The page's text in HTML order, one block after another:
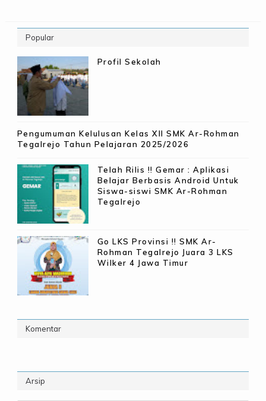
Popular
Profil Sekolah
Pengumuman Kelulusan Kelas XII SMK Ar-Rohman
Tegalrejo Tahun Pelajaran 2025/2026
Telah Rilis !! Gemar : Aplikasi
Belajar Berbasis Android Untuk
Siswa-siswi SMK Ar-Rohman
Tegalrejo
Go LKS Provinsi !! SMK Ar-
Rohman Tegalrejo Juara 3 LKS
Wilker 4 Jawa Timur
Komentar
Arsip